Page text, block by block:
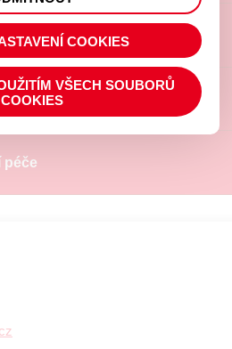
péče
COOKIES
VŠECH SOUBORŮ
COOKIES